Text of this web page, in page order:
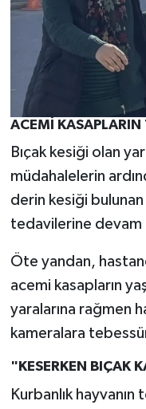
ACEMİ KASAPLARIN
Bıçak kesiği olan
müdahalelerin
derin kesiği bulunan
tedavilerine
Öte yandan,
acemi kasapların
yaralarına rağmen
kameralara
"KESERKEN BIÇAK
Kurbanlık hayvanın